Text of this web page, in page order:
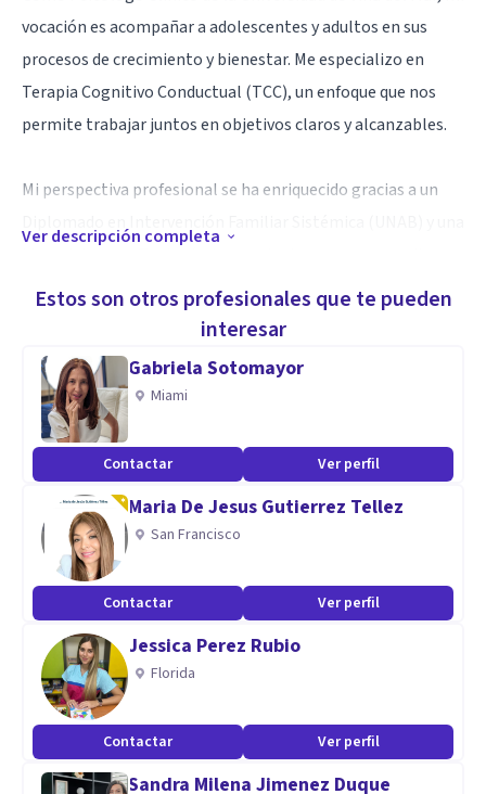
vocación es acompañar a adolescentes y adultos en sus
procesos de crecimiento y bienestar. Me especializo en
Terapia Cognitivo Conductual (TCC), un enfoque que nos
permite trabajar juntos en objetivos claros y alcanzables.
Mi perspectiva profesional se ha enriquecido gracias a un
tener una visión más integral del ser humano. Cuento con
una sólida experiencia abordando los desafíos propios de la
adolescencia y la adultez.
Cuento con una amplia experiencia en el acompañamiento
psicoterapéutico de adolescentes (11-19 años) y adultos,
abordando diversos desafíos y procesos del desarrollo
humano.
Especialidad
Dentro de la experiencia tanto a nivel profesional como
personal , confió plenamente en los procesos terapéuticos
tanto a nivel individual , grupal sumado al contexto que
rodea a los consultantes.
A nivel biopsicosocial, mi trabajo esta enfocado en
construir en conjunto posibilidades para llevar una vida mas
Ver descripción completa
Estos son otros profesionales que te pueden
interesar
Gabriela Sotomayor
Miami
Contactar Ver perfil
Maria De Jesus Gutierrez Tellez
San Francisco
Contactar Ver perfil
Jessica Perez Rubio
Florida
Contactar Ver perfil
Sandra Milena Jimenez Duque